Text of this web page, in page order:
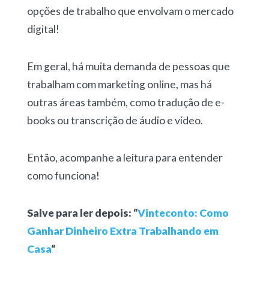
opções de trabalho que envolvam o mercado
digital!
Em geral, há muita demanda de pessoas que
trabalham com marketing online, mas há
outras áreas também, como tradução de e-
books ou transcrição de áudio e vídeo.
Então, acompanhe a leitura para entender
como funciona!
Salve para ler depois: “Vinteconto: Como
Ganhar Dinheiro Extra Trabalhando em
Casa“